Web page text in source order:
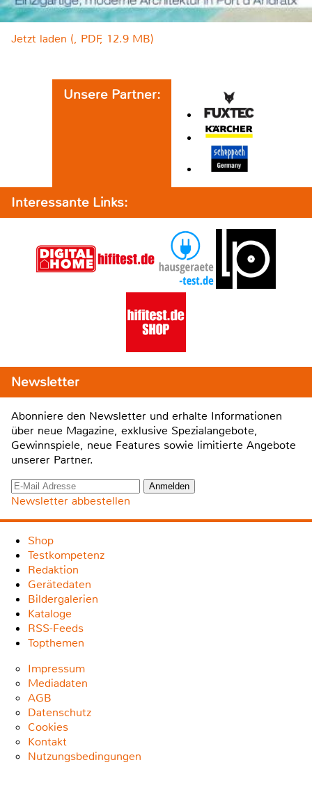
Jetzt laden (, PDF, 12.9 MB)
Unsere Partner:
Interessante Links:
Newsletter
Abonniere den Newsletter und erhalte Informationen
über neue Magazine, exklusive Spezialangebote,
Gewinnspiele, neue Features sowie limitierte Angebote
unserer Partner.
Newsletter abbestellen
Shop
Testkompetenz
Redaktion
Gerätedaten
Bildergalerien
Kataloge
RSS-Feeds
Topthemen
Impressum
Mediadaten
AGB
Datenschutz
Cookies
Kontakt
Nutzungsbedingungen